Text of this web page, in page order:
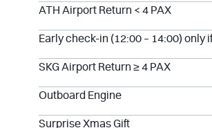
ATH Airport Return < 4 PAX
Early check-in (12:00 – 14:00) only
SKG Airport Return ≥ 4 PAX
Outboard Engine
Surprise Xmas Gift